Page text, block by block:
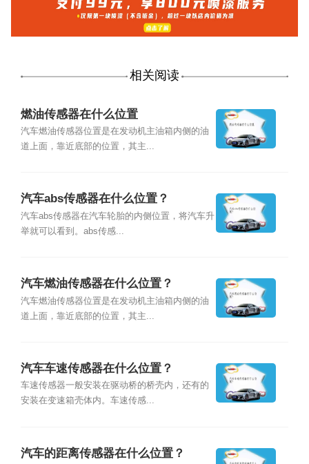
相关阅读
燃油传感器在什么位置
汽车燃油传感器位置是在发动机主油箱内侧的油
道上面，靠近底部的位置，其主...
汽车abs传感器在什么位置？
汽车abs传感器在汽车轮胎的内侧位置，将汽车升
举就可以看到。abs传感...
汽车燃油传感器在什么位置？
汽车燃油传感器位置是在发动机主油箱内侧的油
道上面，靠近底部的位置，其主...
汽车车速传感器在什么位置？
车速传感器一般安装在驱动桥的桥壳内，还有的
安装在变速箱壳体内。车速传感...
汽车的距离传感器在什么位置？